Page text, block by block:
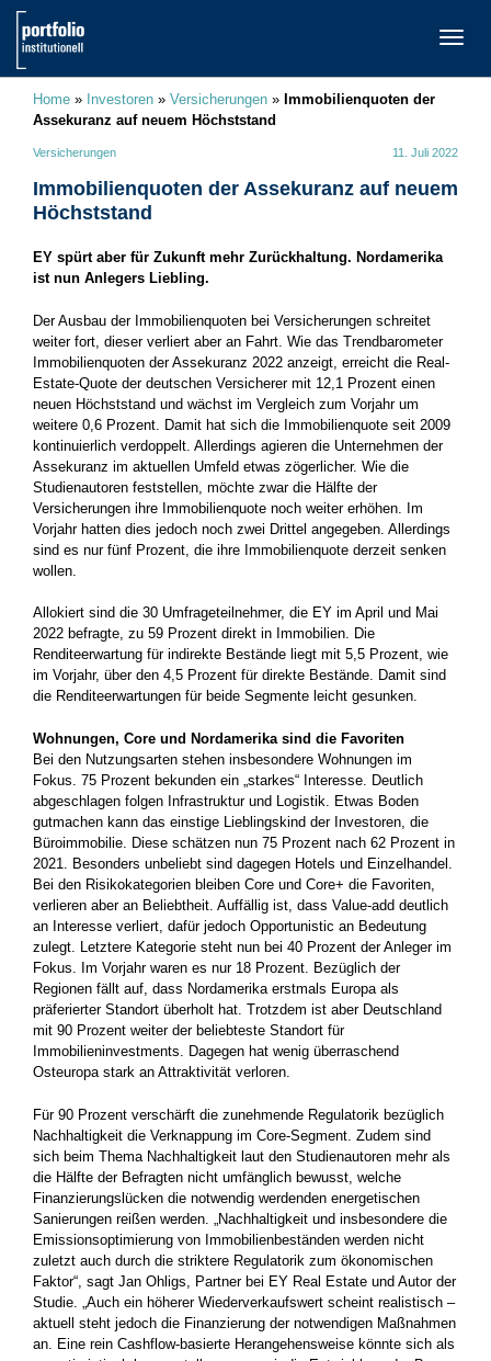
Home » Investoren » Versicherungen » Immobilienquoten der
Assekuranz auf neuem Höchststand
Versicherungen 11. Juli 2022
Immobilienquoten der Assekuranz auf neuem
Höchststand
EY spürt aber für Zukunft mehr Zurückhaltung. Nordamerika
ist nun Anlegers Liebling.
Der Ausbau der Immobilienquoten bei Versicherungen schreitet
weiter fort, dieser verliert aber an Fahrt. Wie das Trendbarometer
Immobilienquoten der Assekuranz 2022 anzeigt, erreicht die Real-
Estate-Quote der deutschen Versicherer mit 12,1 Prozent einen
neuen Höchststand und wächst im Vergleich zum Vorjahr um
weitere 0,6 Prozent. Damit hat sich die Immobilienquote seit 2009
kontinuierlich verdoppelt. Allerdings agieren die Unternehmen der
Assekuranz im aktuellen Umfeld etwas zögerlicher. Wie die
Studienautoren feststellen, möchte zwar die Hälfte der
Versicherungen ihre Immobilienquote noch weiter erhöhen. Im
Vorjahr hatten dies jedoch noch zwei Drittel angegeben. Allerdings
sind es nur fünf Prozent, die ihre Immobilienquote derzeit senken
wollen.
Allokiert sind die 30 Umfrageteilnehmer, die EY im April und Mai
2022 befragte, zu 59 Prozent direkt in Immobilien. Die
Renditeerwartung für indirekte Bestände liegt mit 5,5 Prozent, wie
im Vorjahr, über den 4,5 Prozent für direkte Bestände. Damit sind
die Renditeerwartungen für beide Segmente leicht gesunken.
Wohnungen, Core und Nordamerika sind die Favoriten
Bei den Nutzungsarten stehen insbesondere Wohnungen im
Fokus. 75 Prozent bekunden ein „starkes“ Interesse. Deutlich
abgeschlagen folgen Infrastruktur und Logistik. Etwas Boden
gutmachen kann das einstige Lieblingskind der Investoren, die
Büroimmobilie. Diese schätzen nun 75 Prozent nach 62 Prozent in
2021. Besonders unbeliebt sind dagegen Hotels und Einzelhandel.
Bei den Risikokategorien bleiben Core und Core+ die Favoriten,
verlieren aber an Beliebtheit. Auffällig ist, dass Value-add deutlich
an Interesse verliert, dafür jedoch Opportunistic an Bedeutung
zulegt. Letztere Kategorie steht nun bei 40 Prozent der Anleger im
Fokus. Im Vorjahr waren es nur 18 Prozent. Bezüglich der
Regionen fällt auf, dass Nordamerika erstmals Europa als
präferierter Standort überholt hat. Trotzdem ist aber Deutschland
mit 90 Prozent weiter der beliebteste Standort für
Immobilieninvestments. Dagegen hat wenig überraschend
Osteuropa stark an Attraktivität verloren.
Für 90 Prozent verschärft die zunehmende Regulatorik bezüglich
Nachhaltigkeit die Verknappung im Core-Segment. Zudem sind
sich beim Thema Nachhaltigkeit laut den Studienautoren mehr als
die Hälfte der Befragten nicht umfänglich bewusst, welche
Finanzierungslücken die notwendig werdenden energetischen
Sanierungen reißen werden. „Nachhaltigkeit und insbesondere die
Emissionsoptimierung von Immobilienbeständen werden nicht
zuletzt auch durch die striktere Regulatorik zum ökonomischen
Faktor“, sagt Jan Ohligs, Partner bei EY Real Estate und Autor der
Studie. „Auch ein höherer Wiederverkaufswert scheint realistisch –
aktuell steht jedoch die Finanzierung der notwendigen Maßnahmen
an. Eine rein Cashflow-basierte Herangehensweise könnte sich als